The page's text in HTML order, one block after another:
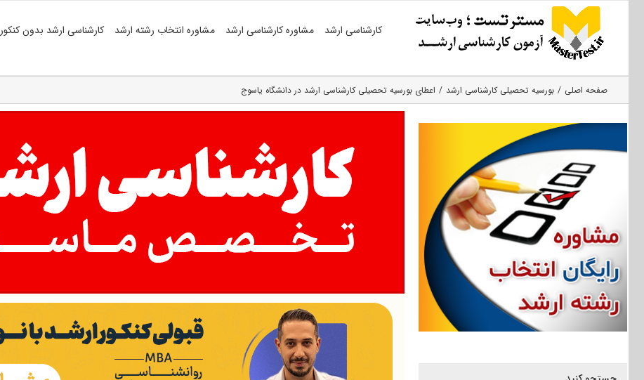
کارشناسی ارشد مشاوره کارشناسی ارشد مشاوره انتخاب رشته ارشد کارشناسی ارشد بدون کنکور
صفحه اصلی بورسیه تحصیلی کارشناسی ارشد اعطای بورسیه تحصیلی کارشناسی ارشد در دانشگاه یاسوج